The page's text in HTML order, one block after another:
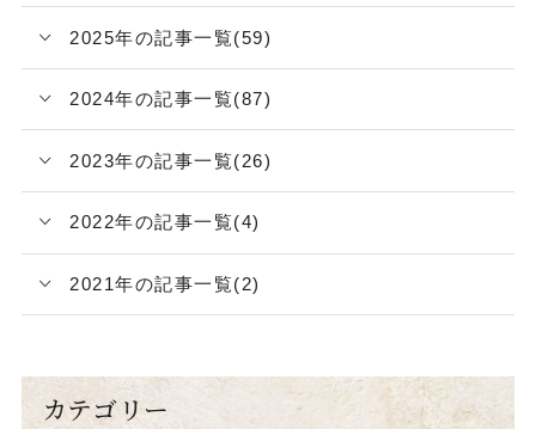
2025年の記事一覧(59)
2024年の記事一覧(87)
2023年の記事一覧(26)
2022年の記事一覧(4)
2021年の記事一覧(2)
カテゴリー